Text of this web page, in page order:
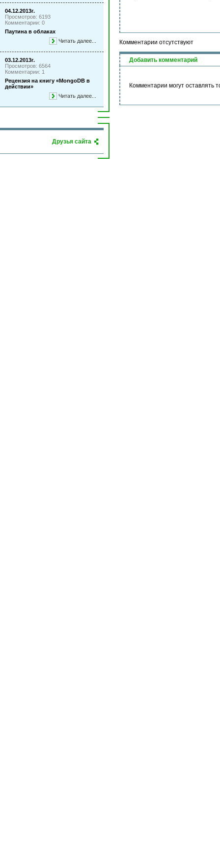
04.12.2013г.
Просмотров: 6193
Комментарии: 0
Паутина в облаках
Читать далее...
03.12.2013г.
Просмотров: 6564
Комментарии: 1
Рецензия на книгу «MongoDB в
действии»
Читать далее...
Друзья сайта
Комментарии отсутствуют
Добавить комментарий
Комментарии могут оставлять